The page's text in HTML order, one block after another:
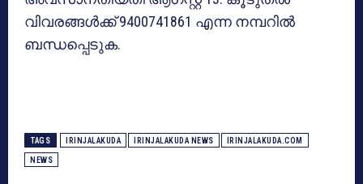
വിവരങ്ങള്‍ക്ക് 9400741861 എന്ന നമ്പറില്‍
ബന്ധപ്പെടുക.
TAGS IRINJALAKUDA IRINJALAKUDA NEWS IRINJALAKUDA.COM
NEWS